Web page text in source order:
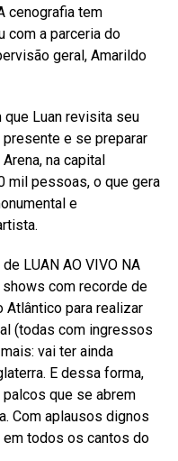
cenografia tem
com a parceria do
geral, Amarildo
Luan revisita seu
e se preparar
na capital
mil pessoas, o que gera
e
LUAN AO VIVO NA
com recorde de
Atlântico para realizar
(todas com ingressos
vai ter ainda
E dessa forma,
que se abrem
Com aplausos dignos
todos os cantos do